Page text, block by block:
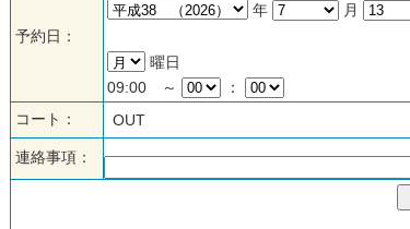
予約日：
年 月
曜日
09:00 ～
：
コート：
OUT
連絡事項：